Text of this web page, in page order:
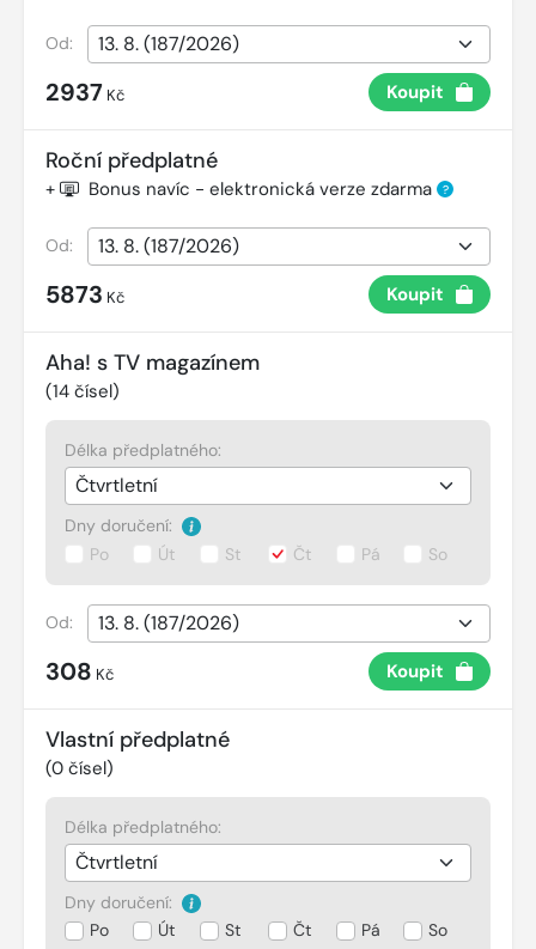
Od:
2937 Kč Koupit
Roční předplatné
+ Bonus navíc - elektronická verze zdarma ?
Od:
5873 Kč Koupit
Aha! s TV magazínem
(14 čísel)
Délka předplatného:
Dny doručení:
Po
Út St Čt Pá So
Od:
308 Kč Koupit
Vlastní předplatné
(0 čísel)
Délka předplatného:
Dny doručení:
Po
Út St Čt Pá So